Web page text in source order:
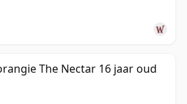
The Nectar 16 jaar oud